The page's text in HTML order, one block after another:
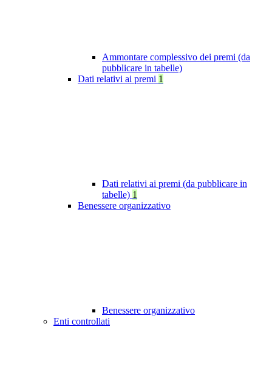
Ammontare complessivo dei premi (da
pubblicare in tabelle)
Dati relativi ai premi 1
Dati relativi ai premi (da pubblicare in
tabelle) 1
Benessere organizzativo
Benessere organizzativo
Enti controllati